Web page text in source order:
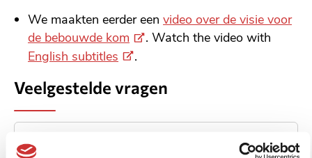
e
r
n
x
t
e
n
We maakten eerder een video over de visie voor
de bebouwde kom
E
t
r
. Watch the video with
English subtitles
x
e
.
Veelgestelde vragen
Wat is de visie?